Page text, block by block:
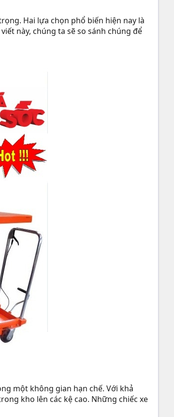
Hai lựa chọn phổ biến hiện nay là
này, chúng ta sẽ so sánh chúng để
một không gian hạn chế. Với khả
kho lên các kệ cao. Những chiếc xe